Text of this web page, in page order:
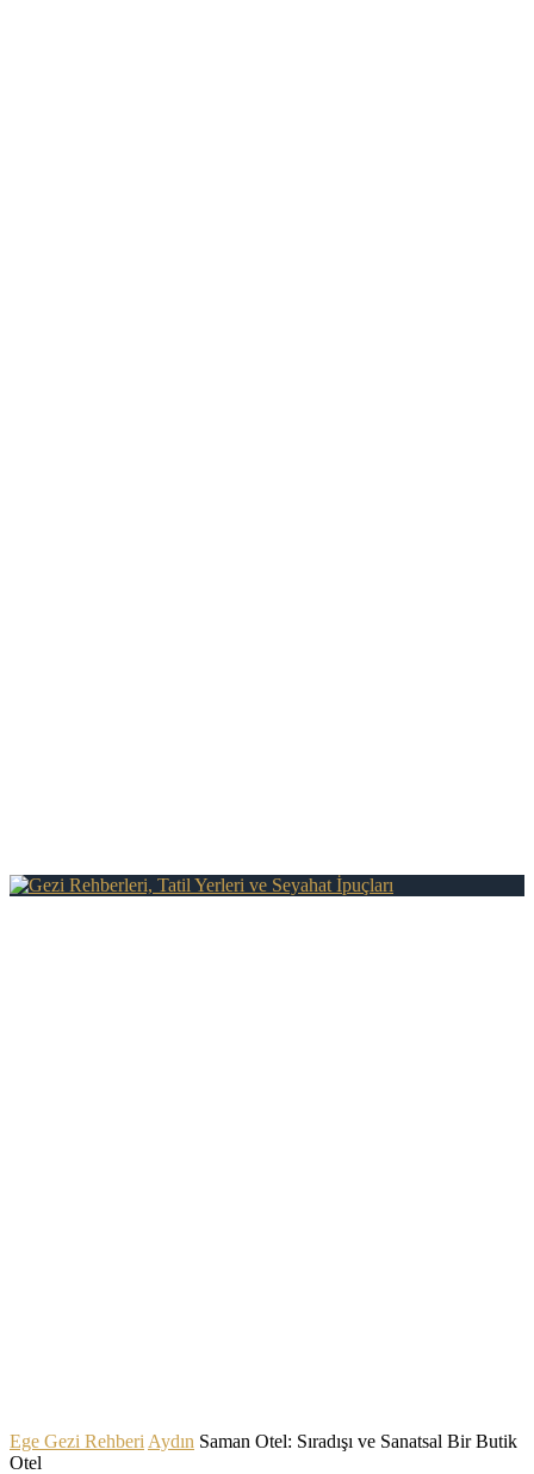
Ege Gezi Rehberi Aydın Saman Otel: Sıradışı ve Sanatsal Bir Butik
Otel